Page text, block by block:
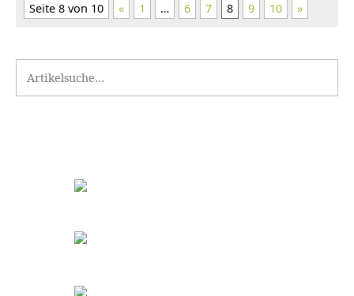
Seite 8 von 10 « 1 … 6 7 8 9 10 »